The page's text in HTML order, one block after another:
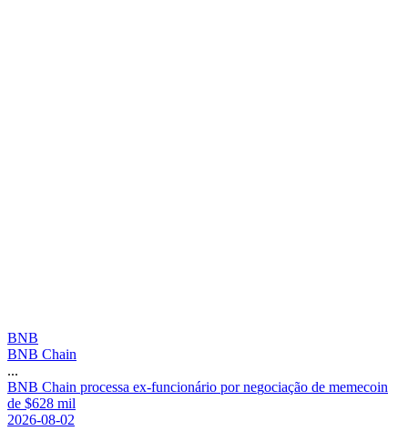
BNB
BNB Chain
...
BNB Chain processa ex-funcionário por negociação de memecoin
de $628 mil
2026-08-02